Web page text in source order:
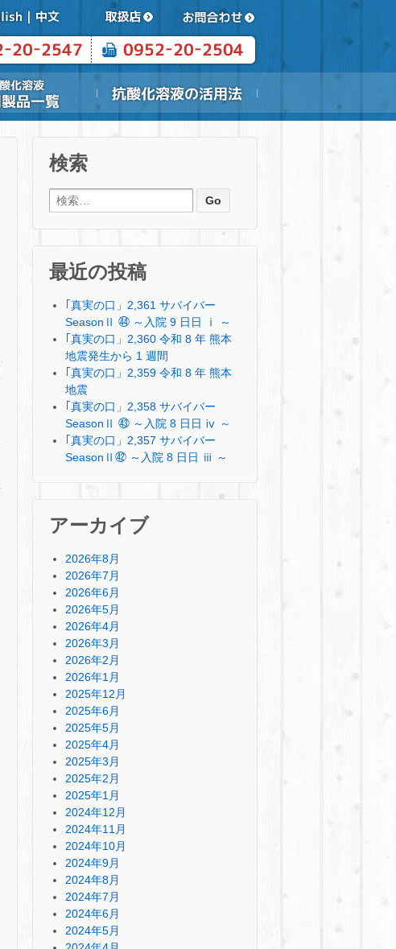
検索
検索:
最近の投稿
｢真実の口」2,361 サバイバー
SeasonⅡ ㊹ ～入院 9 日日 ⅰ ～
｢真実の口」2,360 令和 8 年 熊本
地震発生から 1 週間
｢真実の口」2,359 令和 8 年 熊本
地震
｢真実の口」2,358 サバイバー
SeasonⅡ ㊸ ～入院 8 日日 ⅳ ～
｢真実の口」2,357 サバイバー
SeasonⅡ㊷ ～入院 8 日日 ⅲ ～
アーカイブ
2026年8月
2026年7月
2026年6月
2026年5月
2026年4月
2026年3月
2026年2月
2026年1月
2025年12月
2025年6月
2025年5月
2025年4月
2025年3月
2025年2月
2025年1月
2024年12月
2024年11月
2024年10月
2024年9月
2024年8月
2024年7月
2024年6月
2024年5月